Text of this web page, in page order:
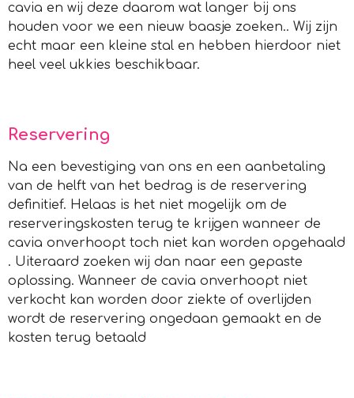
cavia en wij deze daarom wat langer bij ons
houden voor we een nieuw baasje zoeken.. Wij zijn
echt maar een kleine stal en hebben hierdoor niet
heel veel ukkies beschikbaar.
Reservering
Na een bevestiging van ons en een aanbetaling
van de helft van het bedrag is de reservering
definitief. Helaas is het niet mogelijk om de
reserveringskosten terug te krijgen wanneer de
cavia onverhoopt toch niet kan worden opgehaald
. Uiteraard zoeken wij dan naar een gepaste
oplossing. Wanneer de cavia onverhoopt niet
verkocht kan worden door ziekte of overlijden
wordt de reservering ongedaan gemaakt en de
kosten terug betaald